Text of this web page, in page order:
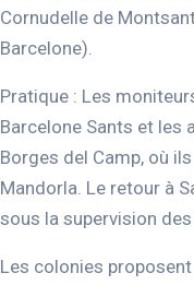
Cornudelle de
Barcelone).
Pratique : Les
Barcelone Sants et les
Borges del Camp, où
Mandorla. Le retour à
sous la supervision
Les colonies